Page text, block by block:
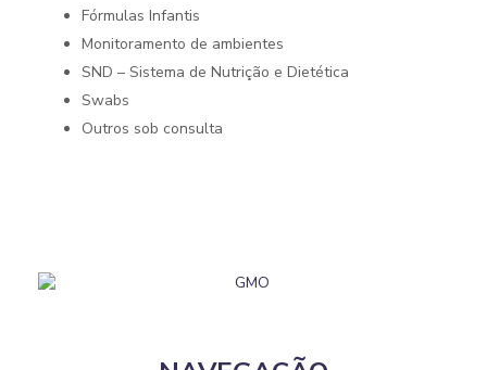
Fórmulas Infantis
Monitoramento de ambientes
SND – Sistema de Nutrição e Dietética
Swabs
Outros sob consulta